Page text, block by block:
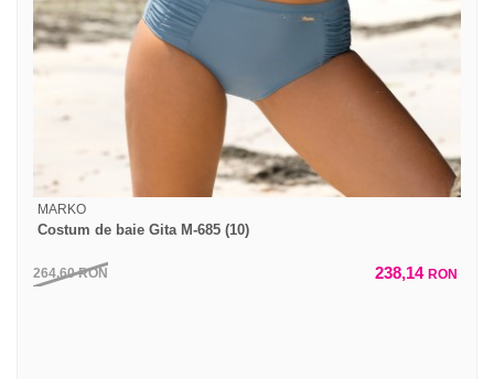
MARKO
Costum de baie Gita M-685 (10)
264,60RON 238,14 RON